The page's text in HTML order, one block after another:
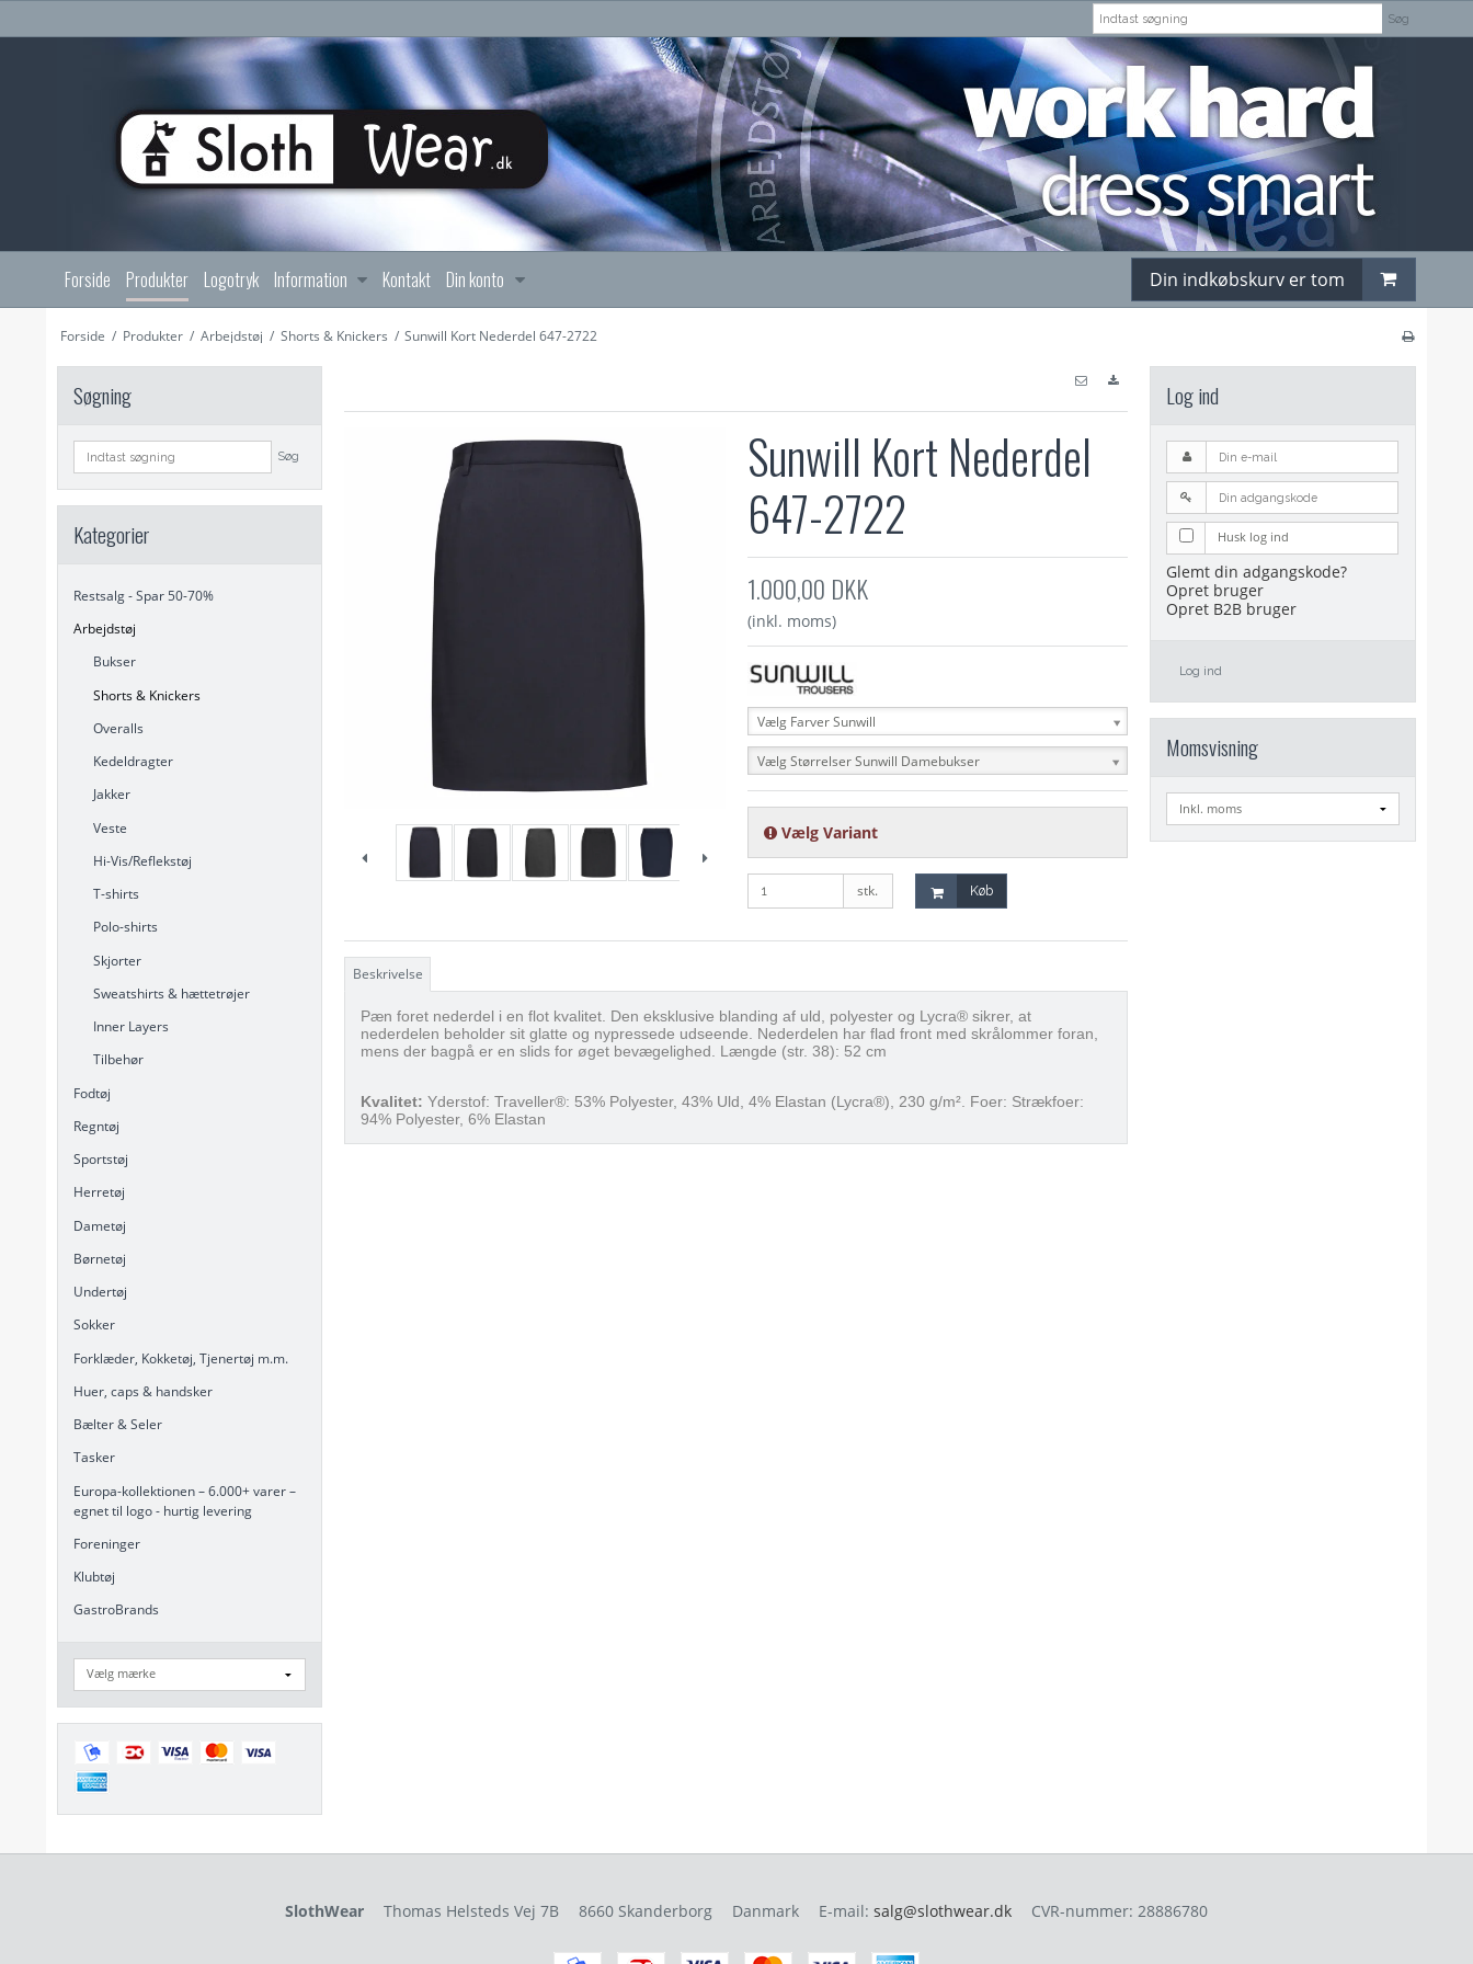
Søg
Forside Produkter Logotryk Information Kontakt Din konto Din indkøbskurv er tom
Forside / Produkter / Arbejdstøj / Shorts & Knickers / Sunwill Kort Nederdel 647-2722
Søgning
Søg
Kategorier
Restsalg - Spar 50-70%
Arbejdstøj
Bukser
Shorts & Knickers
Overalls
Kedeldragter
Jakker
Veste
Hi-Vis/Reflekstøj
T-shirts
Polo-shirts
Skjorter
Sweatshirts & hættetrøjer
Inner Layers
Tilbehør
Fodtøj
Regntøj
Sportstøj
Herretøj
Dametøj
Børnetøj
Undertøj
Sokker
Forklæder, Kokketøj, Tjenertøj m.m.
Huer, caps & handsker
Bælter & Seler
Tasker
Europa-kollektionen – 6.000+ varer –
egnet til logo - hurtig levering
Foreninger
Klubtøj
GastroBrands
Sunwill Kort Nederdel
647-2722
1.000,00 DKK
(inkl. moms)
Vælg Farver Sunwill
Vælg Størrelser Sunwill Damebukser
Vælg Variant
stk. Køb
Beskrivelse
Pæn foret nederdel i en flot kvalitet. Den eksklusive blanding af uld, polyester og Lycra® sikrer, at
nederdelen beholder sit glatte og nypressede udseende. Nederdelen har flad front med skrålommer foran,
mens der bagpå er en slids for øget bevægelighed. Længde (str. 38): 52 cm
Kvalitet: Yderstof: Traveller®: 53% Polyester, 43% Uld, 4% Elastan (Lycra®), 230 g/m². Foer: Strækfoer:
94% Polyester, 6% Elastan
Log ind
Husk log ind
Glemt din adgangskode?
Opret bruger
Opret B2B bruger
Log ind
Momsvisning
SlothWear Thomas Helsteds Vej 7B 8660 Skanderborg Danmark E-mail: salg@slothwear.dk CVR-nummer: 28886780